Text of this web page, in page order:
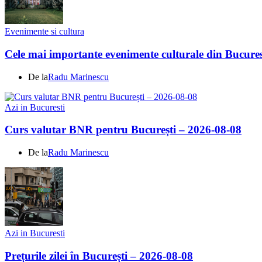
Evenimente si cultura
Cele mai importante evenimente culturale din
De laRadu Marinescu
Azi in Bucuresti
Curs valutar BNR pentru București – 2026-08-08
De laRadu Marinescu
Azi in Bucuresti
Prețurile zilei în București – 2026-08-08